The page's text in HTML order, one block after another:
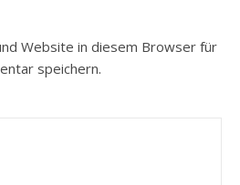
Website in diesem Browser für
speichern.